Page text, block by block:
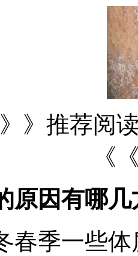
》推荐阅
《
原因有哪几
春季一些